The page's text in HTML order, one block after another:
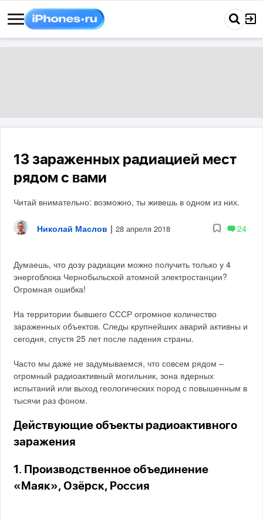
13 зараженных радиацией мест
рядом с вами
Читай внимательно: возможно, ты живешь в одном из них.
Николай Маслов | 28 апреля 2018 24
Думаешь, что дозу радиации можно получить только у 4
энергоблока Чернобыльской атомной электростанции?
Огромная ошибка!
На территории бывшего СССР огромное количество
зараженных объектов. Следы крупнейших аварий активны и
сегодня, спустя 25 лет после падения страны.
Часто мы даже не задумываемся, что совсем рядом –
огромный радиоактивный могильник, зона ядерных
испытаний или выход геологических пород с повышенным в
тысячи раз фоном.
Действующие объекты радиоактивного
заражения
1. Производственное объединение
«Маяк», Озёрск, Россия